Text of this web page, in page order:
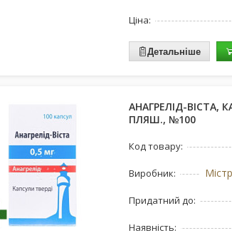
Ціна:
Детальніше
АНАГРЕЛІД-ВІСТА,
ПЛЯШ., №100
Код товару:
Виробник:
Придатний до:
Наявність: